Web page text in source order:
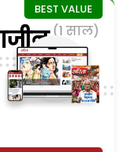
(1 साल)